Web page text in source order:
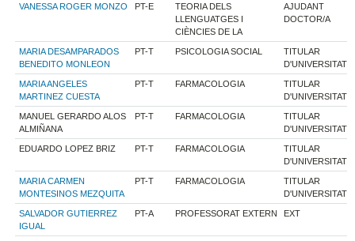
VANESSA ROGER MONZO PT-E
TEORIA DELS
LLENGUATGES I
CIÈNCIES DE LA
AJUDANT
DOCTOR/A
MARIA DESAMPARADOS
BENEDITO MONLEON
PT-T PSICOLOGIA SOCIAL
TITULAR
D'UNIVERSITAT
MARIA ANGELES
MARTINEZ CUESTA
PT-T FARMACOLOGIA
TITULAR
D'UNIVERSITAT
MANUEL GERARDO ALOS
ALMIÑANA
PT-T FARMACOLOGIA
TITULAR
D'UNIVERSITAT
EDUARDO LOPEZ BRIZ PT-T FARMACOLOGIA
TITULAR
D'UNIVERSITAT
MARIA CARMEN
MONTESINOS MEZQUITA
PT-T FARMACOLOGIA
TITULAR
D'UNIVERSITAT
SALVADOR GUTIERREZ
IGUAL
PT-A PROFESSORAT EXTERN EXT